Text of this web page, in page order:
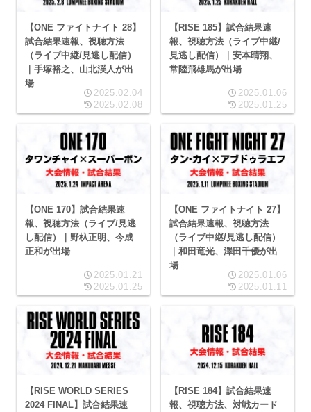
【ONE ファイトナイト 28】
試合結果速報、視聴方法
（ライブ中継/見逃し配信）
｜手塚裕之、山北渓人が出
場
2025.02.04
2025.02.08
【RISE 185】試合結果速
報、視聴方法（ライブ中継/
見逃し配信）｜安本晴翔、
常陸飛雄馬が出場
2025.01.06
2025.01.25
【ONE 170】試合結果速
報、視聴方法（ライブ/見逃
し配信）｜野杁正明、今成
正和が出場
2025.01.21
2025.01.25
【ONE ファイトナイト 27】
試合結果速報、視聴方法
（ライブ中継/見逃し配信）
｜和田竜光、澤田千優が出
場
2025.01.06
2025.01.11
【RISE WORLD SERIES
2024 FINAL】試合結果速
【RISE 184】試合結果速
報、視聴方法、対戦カード